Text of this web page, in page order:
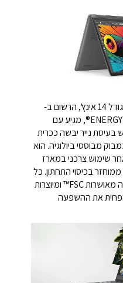
המחשב הנייד Yoga 7i 2-in-1 בגודל 14 אינץ', הרשום ב-
EPEAT® Gold ומדורג ב-ENERGY STAR®, מגיע עם
בעיסת נייר יבשה ככרית
עשוי 100% סיבי במבוק מבוססי ביולוגיה. הוא
לאחר שימוש צרכני במארז
אלומיניום ממוחזר בכיסוי התחתון. כל
קופסאות הנייר המשמשות באריזה מאושרות FSC™ ומיוצרות
את ההשפעה